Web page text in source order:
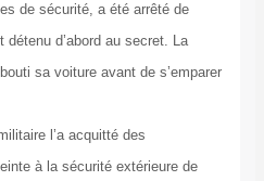
de sécurité, a été arrêté de
d’abord au secret. La
sa voiture avant de s’emparer
l’a acquitté des
à la sécurité extérieure de